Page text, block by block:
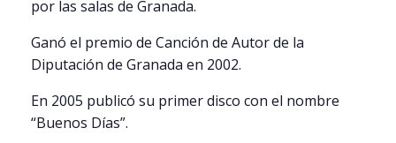
por las salas de Granada.
Ganó el premio de Canción de Autor de la
Diputación de Granada en 2002.
En 2005 publicó su primer disco con el nombre
“Buenos Días”.